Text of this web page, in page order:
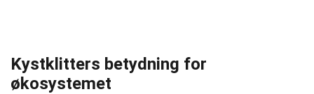
Kystklitters betydning for
økosystemet